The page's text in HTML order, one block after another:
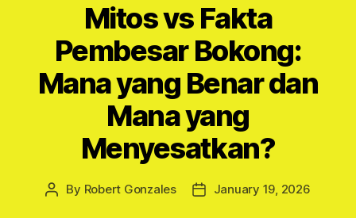
Mitos vs Fakta
Pembesar Bokong:
Mana yang Benar dan
Mana yang
Menyesatkan?
Post
By Robert Gonzales
PostJanuary 19, 2026